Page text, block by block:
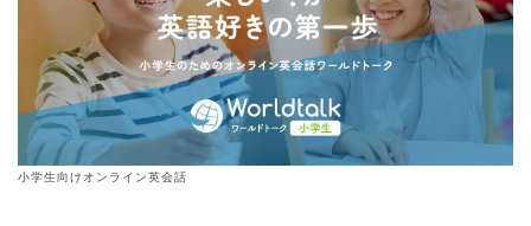
小学生向けオンライン英会話